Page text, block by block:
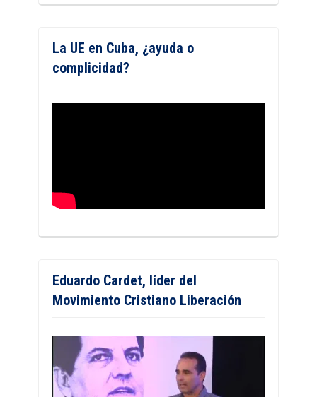
La UE en Cuba, ¿ayuda o
complicidad?
Eduardo Cardet, líder del
Movimiento Cristiano Liberación